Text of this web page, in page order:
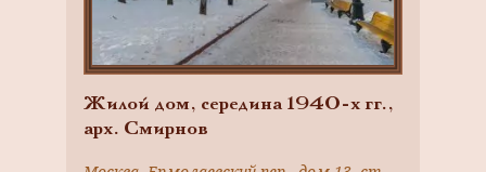
Жилой дом, середина 1940-х гг.,
арх. Смирнов